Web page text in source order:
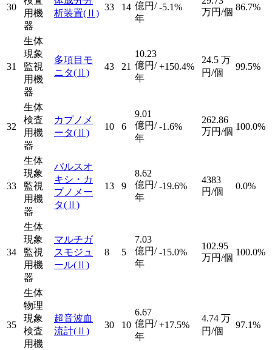
30
用機
器
析装置(Ⅱ)
33 14 億円/
年
-5.1%
万円/個 86.7%
31
生体
現象
監視
用機
器
多項目モ
ニタ(Ⅱ)
43 21
10.23
億円/
年
+150.4%
24.5 万
円/個
99.5%
32
生体
検査
用機
器
カプノメ
ータ(Ⅱ)
10 6
9.01
億円/
年
-1.6%
262.86
万円/個 100.0%
33
生体
現象
監視
用機
器
パルスオ
キシ・カ
プノメー
タ(Ⅱ)
13 9
8.62
億円/
年
-19.6%
4383
円/個
0.0%
34
生体
現象
監視
用機
器
マルチガ
スモジュ
ール(Ⅱ)
8 5
7.03
億円/
年
-15.0%
102.95
万円/個
100.0%
35
生体
物理
現象
検査
用機
超音波血
流計(Ⅱ)
30 10
6.67
億円/
年
+17.5%
4.74 万
円/個
97.1%